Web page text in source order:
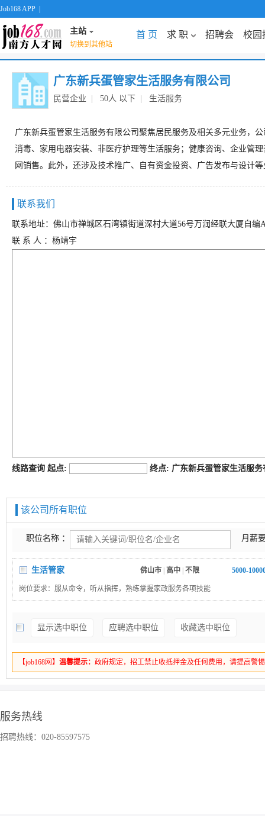
Job168 APP
主站
切换到其他站
首 页 求 职 招聘会 校园
广东新兵蛋管家生活服务有限公司
民营企业 50人 以下 生活服务
广东新兵蛋管家生活服务有限公司聚焦居民服务及相关多元业务，
消毒、家用电器安装、非医疗护理等生活服务；健康咨询、企业管
网销售。此外，还涉及技术推广、自有资金投资、广告发布与设计
联系我们
联系地址：佛山市禅城区石湾镇街道深村大道56号万润经联大厦自编
联 系 人 ：杨靖宇
线路查询 起点: 终点: 广东新兵蛋管家生活服
该公司所有职位
职位名称 ： 月薪
生活管家 佛山市 高中 不限 5000-
岗位要求：服从命令，听从指挥，熟练掌握家政服务各项技能
显示选中职位 应聘选中职位 收藏选中职位
【job168网】 温馨提示： 政府规定，招工禁止收抵押金及任何费用，请提高警
服务热线
招聘热线：020-85597575